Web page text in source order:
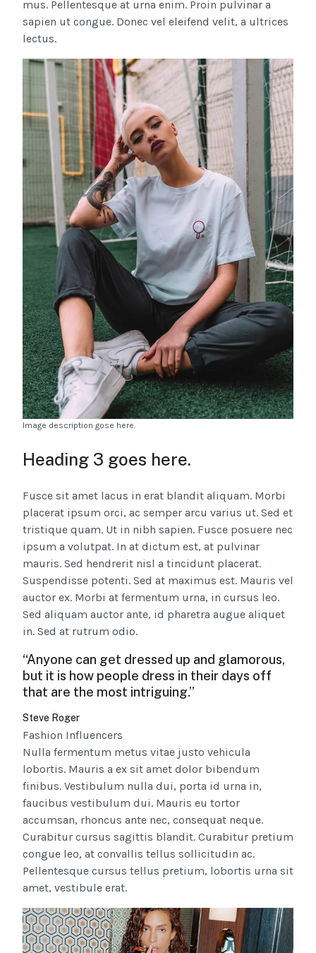
mus. Pellentesque at urna enim. Proin pulvinar a
sapien ut congue. Donec vel eleifend velit, a ultrices
lectus.
Image description gose here.
Heading 3 goes here.
Fusce sit amet lacus in erat blandit aliquam. Morbi
placerat ipsum orci, ac semper arcu varius ut. Sed et
tristique quam. Ut in nibh sapien. Fusce posuere nec
ipsum a volutpat. In at dictum est, at pulvinar
mauris. Sed hendrerit nisl a tincidunt placerat.
Suspendisse potenti. Sed at maximus est. Mauris vel
auctor ex. Morbi at fermentum urna, in cursus leo.
Sed aliquam auctor ante, id pharetra augue aliquet
in. Sed at rutrum odio.
“Anyone can get dressed up and glamorous,
but it is how people dress in their days off
that are the most intriguing.”
Steve Roger
Fashion Influencers
Nulla fermentum metus vitae justo vehicula
lobortis. Mauris a ex sit amet dolor bibendum
finibus. Vestibulum nulla dui, porta id urna in,
faucibus vestibulum dui. Mauris eu tortor
accumsan, rhoncus ante nec, consequat neque.
Curabitur cursus sagittis blandit. Curabitur pretium
congue leo, at convallis tellus sollicitudin ac.
Pellentesque cursus tellus pretium, lobortis urna sit
amet, vestibule erat.